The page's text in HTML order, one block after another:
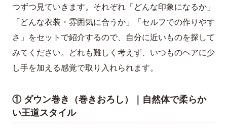
つずつ見ていきます。それぞれ「どんな印象になるか」
「どんな衣装・雰囲気に合うか」「セルフでの作りやす
さ」をセットで紹介するので、自分に近いものを探して
みてください。どれも難しく考えず、いつものヘアに少
し手を加える感覚で取り入れられます。
① ダウン巻き（巻きおろし）｜自然体で柔らか
い王道スタイル